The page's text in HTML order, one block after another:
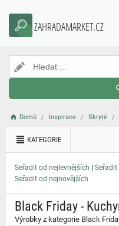
ZAHRADAMARKET.CZ
Domů Inspirace Skryté
KATEGORIE
Seřadit od nejlevnějších | Seřadit
Seřadit od nejnovějších
Black Friday -
Výrobky z kategorie Black